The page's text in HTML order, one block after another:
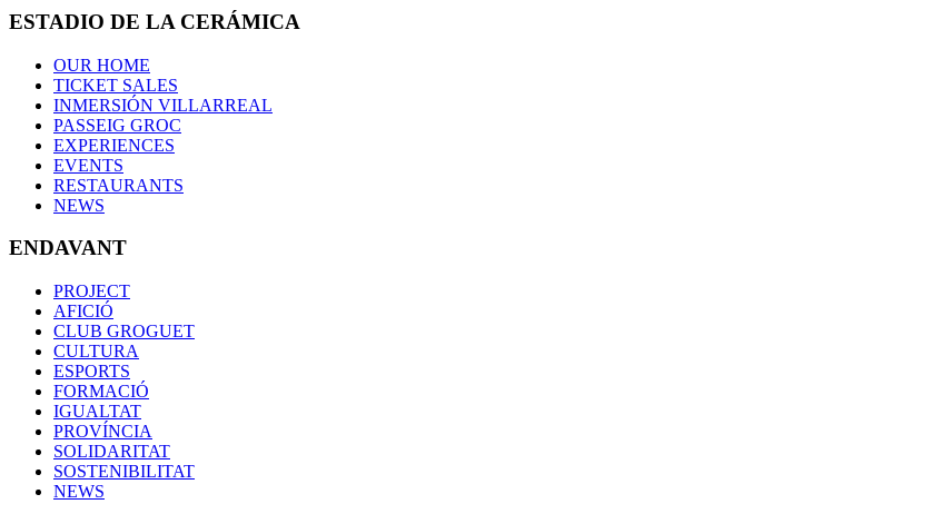
ESTADIO DE LA CERÁMICA
OUR HOME
TICKET SALES
INMERSIÓN VILLARREAL
PASSEIG GROC
EXPERIENCES
EVENTS
RESTAURANTS
NEWS
ENDAVANT
PROJECT
AFICIÓ
CLUB GROGUET
CULTURA
ESPORTS
FORMACIÓ
IGUALTAT
PROVÍNCIA
SOLIDARITAT
SOSTENIBILITAT
NEWS